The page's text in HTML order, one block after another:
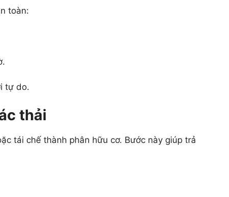
toàn:
tự do.
thải
tái chế thành phân hữu cơ. Bước này giúp trả